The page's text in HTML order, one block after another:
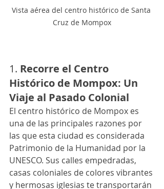
Vista aérea del centro histórico de Santa
Cruz de Mompox
1. Recorre el Centro
Histórico de Mompox: Un
Viaje al Pasado Colonial
El centro histórico de Mompox es
una de las principales razones por
las que esta ciudad es considerada
Patrimonio de la Humanidad por la
UNESCO. Sus calles empedradas,
casas coloniales de colores vibrantes
y hermosas iglesias te transportarán